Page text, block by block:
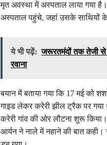
मृत अवस्था में अस्पताल लाया गया
अस्पताल पहुंचे, जहां उसके साथियों के
ये भी पढ़ें: जरूरतमंदों तक तेजी से
रवाना
बयान में बताया गया कि 17 मई को
गाइड लेकर करेरी झील ट्रैक पर
करेरी गांव की ओर लौटना शुरू
आर्यन ने नाले में नहाने की बात कही।